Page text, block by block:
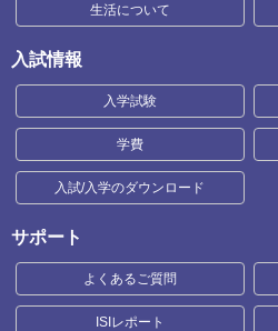
生活について
入試情報
入学試験
学費
入試/入学のダウンロード
サポート
よくあるご質問
ISIレポート